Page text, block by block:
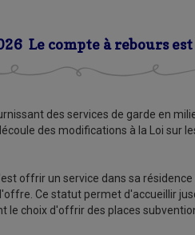
Le compte à rebours
des services de garde en
des modifications à la Loi sur
offrir un service dans sa
Ce statut permet d'accueillir
choix d'offrir des places